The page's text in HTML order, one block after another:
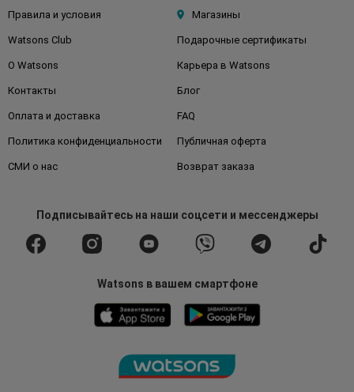
Правила и условия Магазины
Watsons Club Подарочные сертификаты
О Watsons Карьера в Watsons
Контакты Блог
Оплата и доставка FAQ
Политика конфиденциальности Публичная оферта
СМИ о нас Возврат заказа
Подписывайтесьна наши соцсети и мессенджеры
Watsons в вашем смартфоне